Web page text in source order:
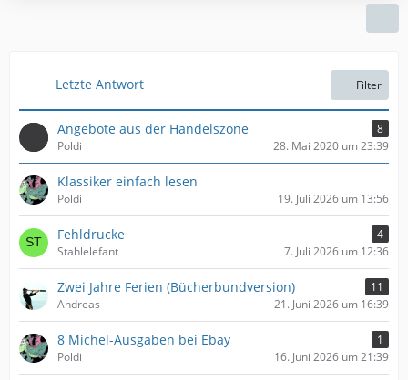
r
ä
g
e
Letzte Antwort Filter
Angebote aus der Handelszone
8
Poldi
28. Mai 2020 um 23:39
Klassiker einfach lesen
Poldi 19. Juli 2026 um 13:56
Fehldrucke
4
Stahlelefant
7. Juli 2026 um 12:36
Zwei Jahre Ferien (Bücherbundversion)
11
Andreas
21. Juni 2026 um 16:39
8 Michel-Ausgaben bei Ebay
1
Poldi
16. Juni 2026 um 21:39